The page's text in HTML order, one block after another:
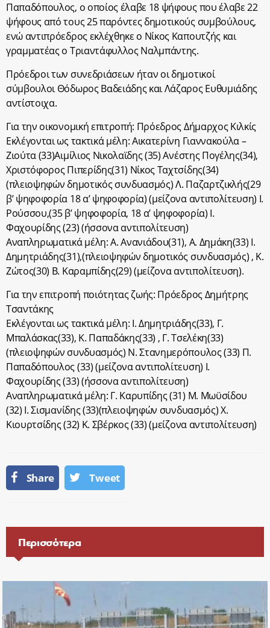
Παπαδόπουλος, ο οποίος έλαβε 18 ψήφους που έλαβε 22
ψήφους από τους 25 παρόντες δημοτικούς συμβούλους,
ενώ αντιπρόεδρος εκλέχθηκε ο Νίκος Καπουτζής και
γραμματέας ο Τριαντάφυλλος Ναλμπάντης.
Πρόεδροι των συνεδριάσεων ήταν οι δημοτικοί
σύμβουλοι Θόδωρος Βαδειάδης και Λάζαρος Ευθυμιάδης
αντίστοιχα.
Για την οικονομική επιτροπή: Πρόεδρος Δήμαρχος Κιλκίς
Εκλέγονται ως τακτικά μέλη: Αικατερίνη Γιαννακούλα –
Ζιούτα (33)Αιμίλιος Νικολαϊδης (35) Ανέστης Πογέλης(34),
Χριστόφορος Πιπερίδης(31) Νίκος Ταχτσίδης(34)
(πλειοψηφών δημοτικός συνδυασμός) Λ. Παζαρτζικλής(29
β’ ψηφοφορία 18 α’ ψηφοφορία) (μείζονα αντιπολίτευση) Ι.
Ρούσσου,(35 β’ ψηφοφορία, 18 α’ ψηφοφορία) Ι.
Φαχουρίδης (23) (ήσσονα αντιπολίτευση)
Αναπληρωματικά μέλη: Α. Ανανιάδου(31), Α. Δημάκη(33) Ι.
Δημητριάδης(31),(πλειοψηφών δημοτικός συνδυασμός) , Κ.
Ζώτος(30) Β. Καραμπίδης(29) (μείζονα αντιπολίτευση).
Για την επιτροπή ποιότητας ζωής: Πρόεδρος Δημήτρης
Τσαντάκης
Εκλέγονται ως τακτικά μέλη: Ι. Δημητριάδης(33), Γ.
Μπαλάσκας(33), Κ. Παπαδάκης(33) , Γ. Τσελέκη(33)
(πλειοψηφών συνδυασμός) Ν. Στανημερόπουλος (33) Π.
Παπαδόπουλος (33) (μείζονα αντιπολίτευση) Ι.
Φαχουρίδης (33) (ήσσονα αντιπολίτευση)
Αναπληρωματικά μέλη: Γ. Καρυπίδης (31) Μ. Μωϋσίδου
(32) Ι. Σισμανίδης (33)(πλειοψηφών συνδυασμός) Χ.
Κιουρτσίδης (32) Κ. Σβέρκος (33) (μείζονα αντιπολίτευση)
Share Tweet
Περισσότερα